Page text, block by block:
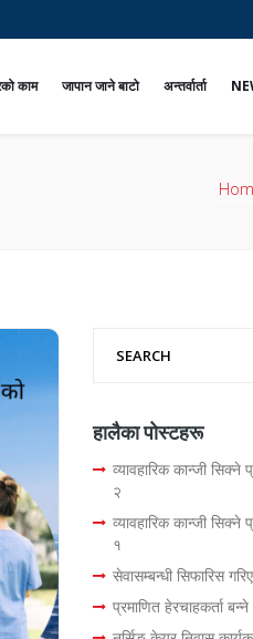
काम जापान जाने बाटो अन्तर्वार्ता
हालैका पोस्टहरू
व्यावहारिक कान्जी सिक्ने
२
व्यावहारिक कान्जी सिक्ने
१
सेवासम्बन्धी सिफारिस
प्रमाणित हेरचाहकर्ता